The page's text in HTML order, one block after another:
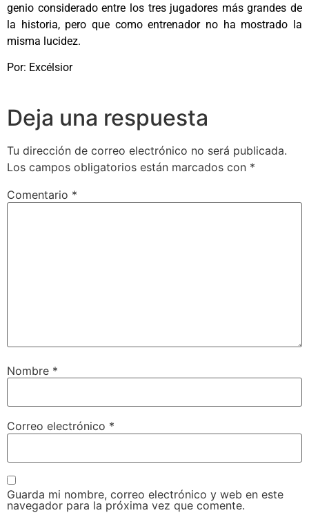
genio considerado entre los tres jugadores más grandes de
la historia, pero que como entrenador no ha mostrado la
misma lucidez.
Por: Excélsior
Deja una respuesta
Tu dirección de correo electrónico no será publicada.
Los campos obligatorios están marcados con *
Comentario *
Nombre *
Correo electrónico *
Guarda mi nombre, correo electrónico y web en este
navegador para la próxima vez que comente.